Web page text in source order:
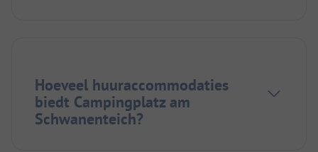
Hoeveel huuraccommodaties
biedt Campingplatz am
Schwanenteich?